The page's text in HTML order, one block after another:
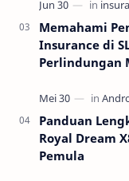
Memahami
Insurance di
Perlindungan
Panduan
Royal Dream
Pemula